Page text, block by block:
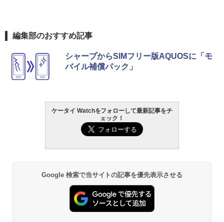
編集部のおすすめ記事
シャープからSIMフリー版AQUOSに「モ
バイル補償パック」
ケータイ Watchをフォローして最新記事をチ
ェック！
Google 検索で当サイトの記事を優先表示させる